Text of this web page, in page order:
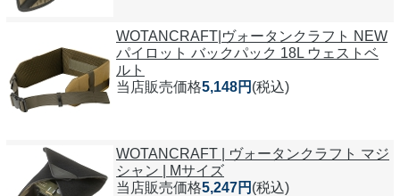
WOTANCRAFT|ヴォータンクラフト NEW
パイロット バックパック 18L ウェストベ
ルト
当店販売価格5,148円 (税込)
WOTANCRAFT | ヴォータンクラフト マジ
シャン | Mサイズ
当店販売価格5,247円 (税込)